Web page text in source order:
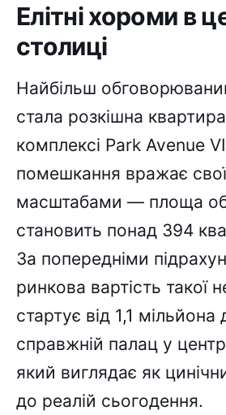
Елітні хороми в
столиці
Найбільш
стала розкішна
комплексі Park Avenue
помешкання вражає
масштабами — площа
становить понад 394
За попередніми
ринкова вартість такої
стартує від 1,1
справжній палац у
який виглядає як
до реалій сьогодення.